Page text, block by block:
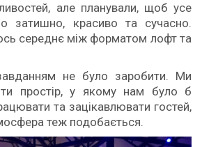
але планували, щоб усе
затишно, красиво та сучасно.
середнє між форматом лофт та
не було заробити. Ми
простір, у якому нам було б
та зацікавлювати гостей,
теж подобається.